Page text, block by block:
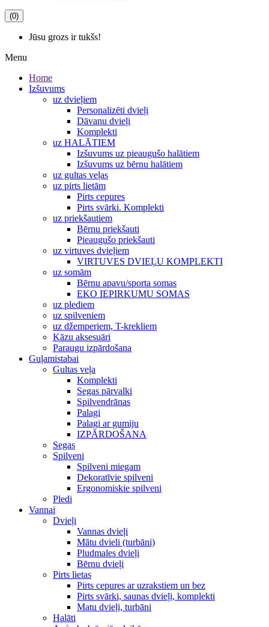
(0)
Jūsu grozs ir tukšs!
Menu
Home
Izšuvums
uz dvieļiem
Personalizēti dvieļi
Dāvanu dvieļi
Komplekti
uz HALĀTIEM
Izšuvums uz pieaugušo halātiem
Izšuvums uz bērnu halātiem
uz gultas veļas
uz pirts lietām
Pirts cepures
Pirts svārki. Komplekti
uz priekšautiem
Bērnu priekšauti
Pieaugušo priekšauti
uz virtuves dvieļiem
VIRTUVES DVIEĻU KOMPLEKTI
uz somām
Bērnu apavu/sporta somas
EKO IEPIRKUMU SOMAS
uz plediem
uz spilveniem
uz džemperiem, T-krekliem
Kāzu aksesuāri
Paraugu izpārdošana
Guļamistabai
Gultas veļa
Komplekti
Segas pārvalki
Spilvendrānas
Palagi
Palagi ar gumiju
IZPĀRDOŠANA
Segas
Spilveni
Spilveni miegam
Dekoratīvie spilveni
Ergonomiskie spilveni
Pledi
Vannai
Dvieļi
Vannas dvieļi
Mātu dvieli (turbāni)
Pludmales dvieļi
Bērnu dvieļi
Pirts lietas
Pirts cepures ar uzrakstiem un bez
Pirts svārki, saunas dvieļi, komplekti
Matu dvieļi, turbāni
Halāti